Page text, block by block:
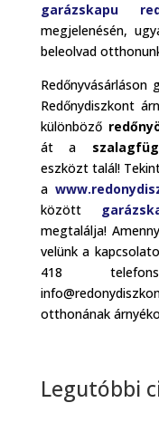
garázskapu
megjelenésén,
beleolvad
Redőnyvásárláson
Redőnydiszkont
különböző
át a
eszközt talál!
a
között
megtalálja!
velünk a
418
otthonának
Legutóbbi